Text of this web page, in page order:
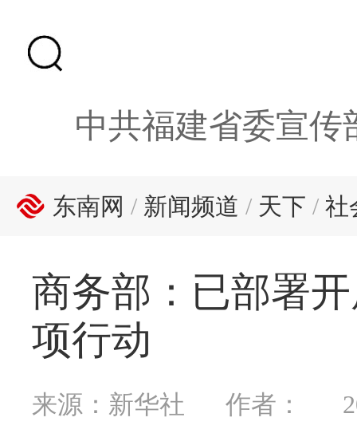
中共福建省委宣传
东南网 / 新闻频道 / 天下 / 社
商务部：已部署
项行动
来源：新华社 作者：